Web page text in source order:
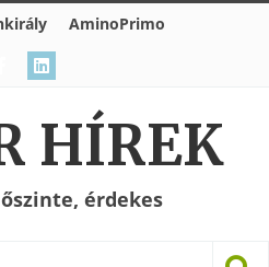
AminoPrimo
HÍREK
érdekes